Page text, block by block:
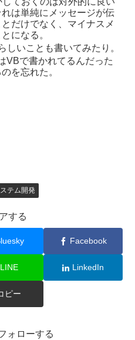
は単純にメッセージが伝
だけでなく、マイナスメ
になる。
しいことも書いてみたり。
VBで書かれてるんだった
を忘れた。
テム開発
する
Facebook
LINE LinkedIn
ピー
ォローする